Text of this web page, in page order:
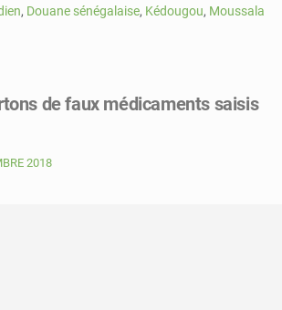
, Douane sénégalaise, Kédougou, Moussala
de faux médicaments saisis
2018